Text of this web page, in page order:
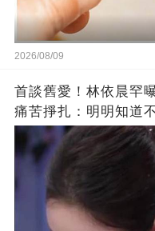
2026/08/09
首談舊愛！林依晨罕
痛苦掙扎：明明知道